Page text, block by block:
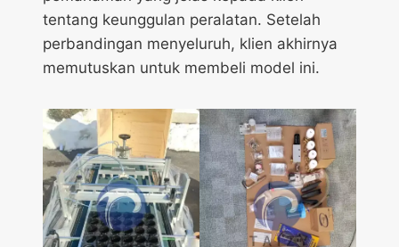
tentang keunggulan peralatan. Setelah
perbandingan menyeluruh, klien akhirnya
memutuskan untuk membeli model ini.